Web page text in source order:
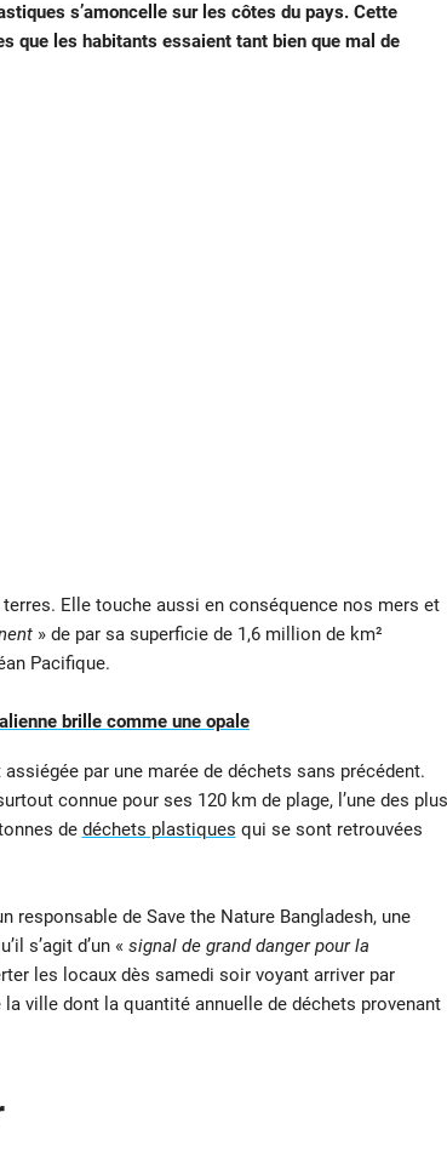
s’amoncelle sur les côtes du pays. Cette
que les habitants essaient tant bien que mal de
Elle touche aussi en conséquence nos mers et
» de par sa superficie de 1,6 million de km²
Pacifique.
brille comme une opale
par une marée de déchets sans précédent.
connue pour ses 120 km de plage, l’une des plus
de déchets plastiques qui se sont retrouvées
responsable de Save the Nature Bangladesh, une
s’agit d’un « signal de grand danger pour la
les locaux dès samedi soir voyant arriver par
ville dont la quantité annuelle de déchets provenant